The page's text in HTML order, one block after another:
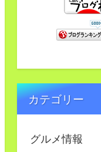
カテゴリー
グルメ情報